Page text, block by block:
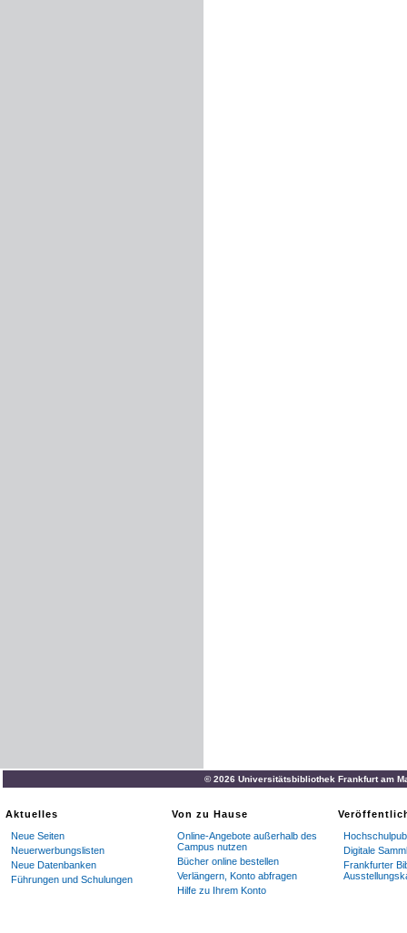
© 2026 Universitätsbibliothek Frankfurt am
Aktuelles
Neue Seiten
Neuerwerbungslisten
Neue Datenbanken
Führungen und Schulungen
Von zu Hause
Online-Angebote außerhalb des
Campus nutzen
Bücher online bestellen
Verlängern, Konto abfragen
Hilfe zu Ihrem Konto
Digitale
Frankfurter